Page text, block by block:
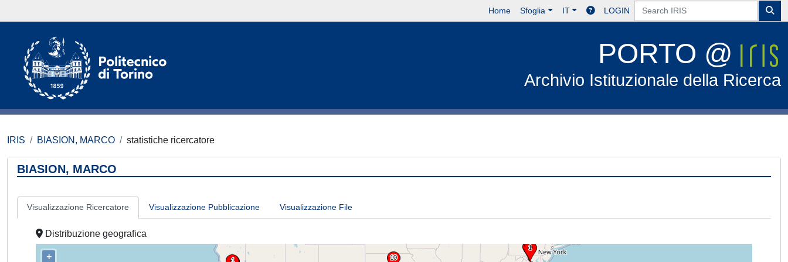
Home Sfoglia IT LOGIN
PORTO @
Archivio Istituzionale della Ricerca
IRIS BIASION, MARCO statistiche ricercatore
BIASION, MARCO
Visualizzazione Ricercatore Visualizzazione Pubblicazione Visualizzazione File
Distribuzione geografica
+